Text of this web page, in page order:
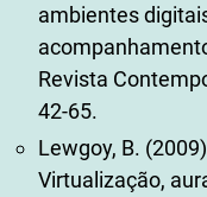
ambientes
Revista
42-65.
Lewgoy, B.
Virtualização,